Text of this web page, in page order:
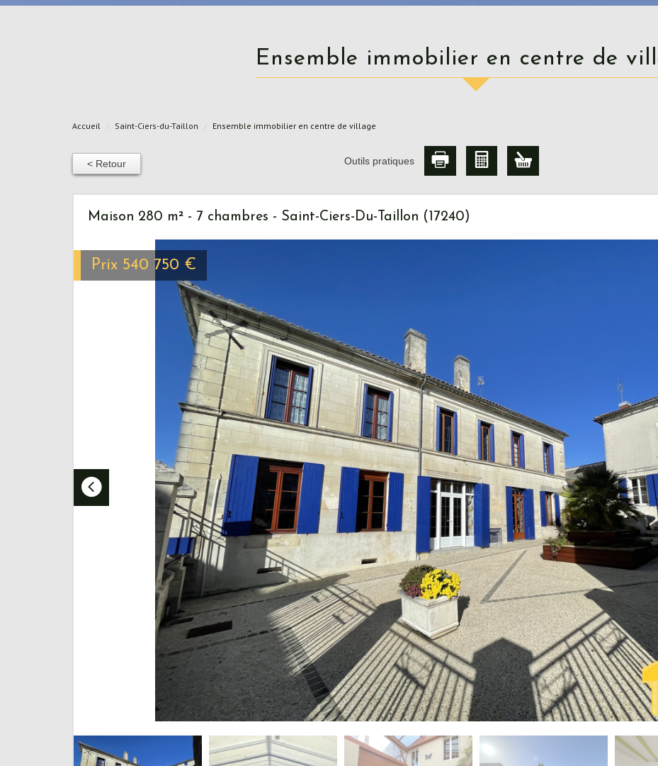
Ensemble immobilier en centre de
Accueil Saint-Ciers-du-Taillon Ensemble immobilier en centre de village
< Retour Outils pratiques
Maison 280 m² - 7 chambres - Saint-Ciers-Du-Taillon (17240)
Prix 540 750 €